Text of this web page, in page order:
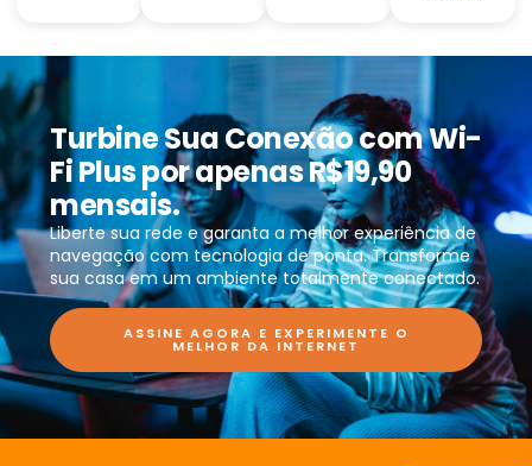
Turbine Sua Conexão com Wi-
Fi Plus por apenas R$19,90
mensais.
Liberte sua rede e garanta a melhor experiência de
navegação com tecnologia de ponta. Transforme
sua casa em um ambiente totalmente conectado.
ASSINE AGORA E EXPERIMENTE O
MELHOR DA INTERNET